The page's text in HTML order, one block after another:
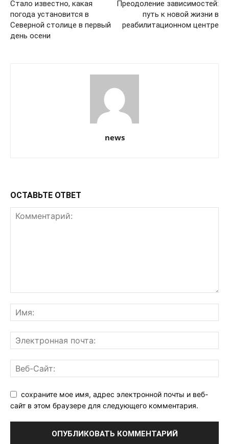
Стало известно, какая
погода установится в
Северной столице в первый
день осени
Преодоление зависимостей:
путь к новой жизни в
реабилитационном центре
news
ОСТАВЬТЕ ОТВЕТ
сохраните мое имя, адрес электронной почты и веб-
сайт в этом браузере для следующего комментария.